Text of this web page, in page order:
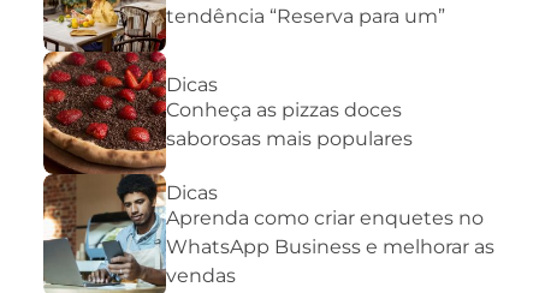
tendência “Reserva para um”
Dicas
Conheça as pizzas doces
saborosas mais populares
Dicas
Aprenda como criar enquetes no
WhatsApp Business e melhorar as
vendas